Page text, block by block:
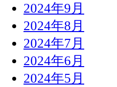
2024年9月
2024年8月
2024年7月
2024年6月
2024年5月